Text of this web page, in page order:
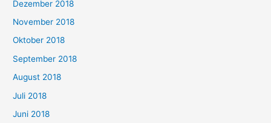
Dezember 2018
November 2018
Oktober 2018
September 2018
August 2018
Juli 2018
Juni 2018